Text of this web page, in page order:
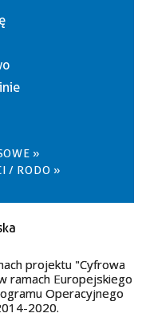
»
/ RODO »
projektu "Cyfrowa
ramach Europejskiego
Operacyjnego
2020.